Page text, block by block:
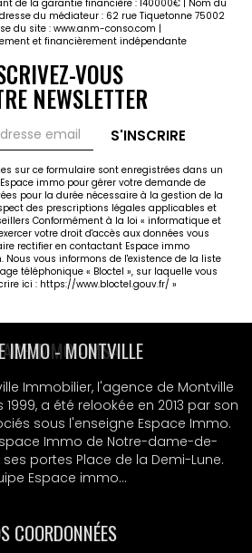
de la garantie financière : 140000€ | Nom du
du médiateur : 62 rue Tiquetonne 75002
du site : www.anm-conso.com |
et financièrement indépendante
VOUS
NEWSLETTER
S'INSCRIRE
sur ce formulaire sont enregistrées dans un
immo pour gérer votre demande de
pour la durée nécessaire à la gestion de la
des prescriptions légales applicables et
Conformément à la loi « informatique et
votre droit d'accès aux données vous
rectifier en contactant Espace immo
Nous vous informons de l'existence de la liste
téléphonique « Bloctel », sur laquelle vous
ici : https://www.bloctel.gouv.fr/ »
IMMO - MSA
Immobilier, l'agence de Montville
a été relookée en 2013 par son
sous l'enseigne Espace Immo.
Immo de Notre-dame-de-
portes Place de la Demi-Lune.
Espace immo...
COORDONNÉES